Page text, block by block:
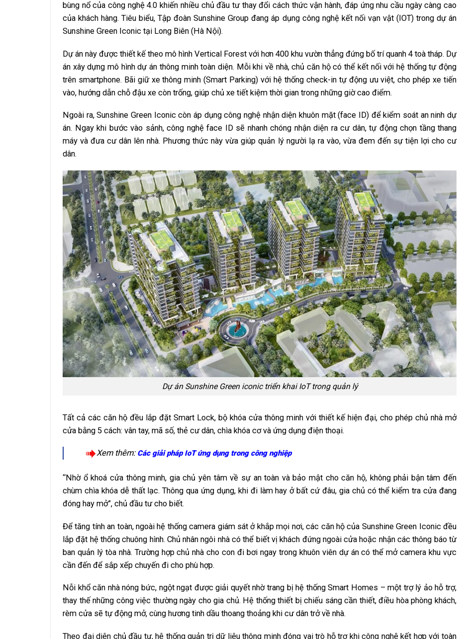
bùng nổ của công nghệ 4.0 khiến nhiều chủ đầu tư thay đổi cách thức vận hành, đáp ứng nhu cầu ngày càng cao
của khách hàng. Tiêu biểu, Tập đoàn Sunshine Group đang áp dụng công nghệ kết nối vạn vật (IOT) trong dự án
Sunshine Green Iconic tại Long Biên (Hà Nội).
Dự án này được thiết kế theo mô hình Vertical Forest với hơn 400 khu vườn thẳng đứng bố trí quanh 4 toà tháp. Dự
án xây dựng mô hình dự án thông minh toàn diện. Mỗi khi về nhà, chủ căn hộ có thể kết nối với hệ thống tự động
trên smartphone. Bãi giữ xe thông minh (Smart Parking) với hệ thống check-in tự động ưu việt, cho phép xe tiến
vào, hướng dẫn chỗ đậu xe còn trống, giúp chủ xe tiết kiệm thời gian trong những giờ cao điểm.
Ngoài ra, Sunshine Green Iconic còn áp dụng công nghệ nhận diện khuôn mặt (face ID) để kiểm soát an ninh dự
án. Ngay khi bước vào sảnh, công nghệ face ID sẽ nhanh chóng nhận diện ra cư dân, tự động chọn tầng thang
máy và đưa cư dân lên nhà. Phương thức này vừa giúp quản lý người lạ ra vào, vừa đem đến sự tiện lợi cho cư
dân.
Dự án Sunshine Green iconic triển khai IoT trong quản lý
Tất cả các căn hộ đều lắp đặt Smart Lock, bộ khóa cửa thông minh với thiết kế hiện đại, cho phép chủ nhà mở
cửa bằng 5 cách: vân tay, mã số, thẻ cư dân, chìa khóa cơ và ứng dụng điện thoại.
Xem thêm: Các giải pháp IoT ứng dụng trong công nghiệp
“Nhờ ổ khoá cửa thông minh, gia chủ yên tâm về sự an toàn và bảo mật cho căn hộ, không phải bận tâm đến
chùm chìa khóa dễ thất lạc. Thông qua ứng dụng, khi đi làm hay ở bất cứ đâu, gia chủ có thể kiểm tra cửa đang
đóng hay mở”, chủ đầu tư cho biết.
Để tăng tính an toàn, ngoài hệ thống camera giám sát ở khắp mọi nơi, các căn hộ của Sunshine Green Iconic đều
lắp đặt hệ thống chuông hình. Chủ nhân ngôi nhà có thể biết vị khách đứng ngoài cửa hoặc nhận các thông báo từ
ban quản lý tòa nhà. Trường hợp chủ nhà cho con đi bơi ngay trong khuôn viên dự án có thể mở camera khu vực
cần đến để sắp xếp chuyến đi cho phù hợp.
Nỗi khổ căn nhà nóng bức, ngột ngạt được giải quyết nhờ trang bị hệ thống Smart Homes – một trợ lý ảo hỗ trợ,
thay thế những công việc thường ngày cho gia chủ. Hệ thống thiết bị chiếu sáng cần thiết, điều hòa phòng khách,
rèm cửa sẽ tự động mở, cùng hương tinh dầu thoang thoảng khi cư dân trở về nhà.
Theo đại diện chủ đầu tư, hệ thống quản trị dữ liệu thông minh đóng vai trò hỗ trợ khi công nghệ kết hợp với toàn